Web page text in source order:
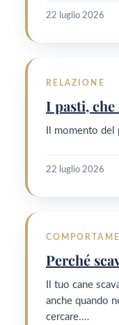
22 luglio 2026
RELAZIONE
I pasti,
Il momento
22 luglio 2026
Perché
Il tuo cane
anche quando
cercare.…